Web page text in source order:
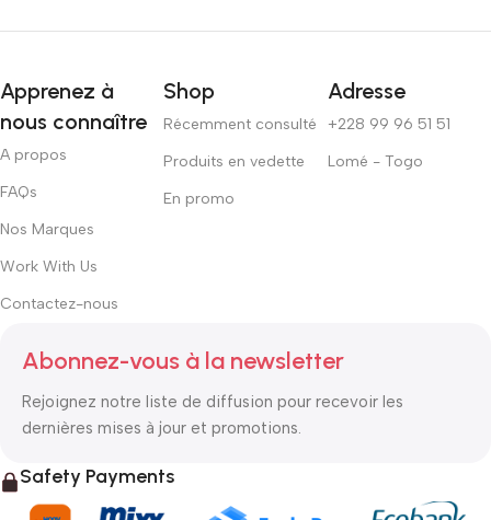
Apprenez à
nous connaître
A propos
FAQs
Nos Marques
Work With Us
Contactez-nous
Shop
Récemment consulté
Produits en vedette
En promo
Adresse
+228 99 96 51 51
Lomé - Togo
Abonnez-vous à la newsletter
Rejoignez notre liste de diffusion pour recevoir les
dernières mises à jour et promotions.
Safety Payments